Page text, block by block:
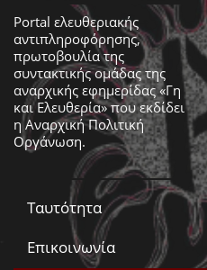
Portal ελευθεριακής
αντιπληροφόρησης,
πρωτοβουλία της
συντακτικής ομάδας της
αναρχικής εφημερίδας «Γη
και Ελευθερία» που εκδίδει
ηΑναρχική Πολιτική
Οργάνωση.
Ταυτότητα
Επικοινωνία